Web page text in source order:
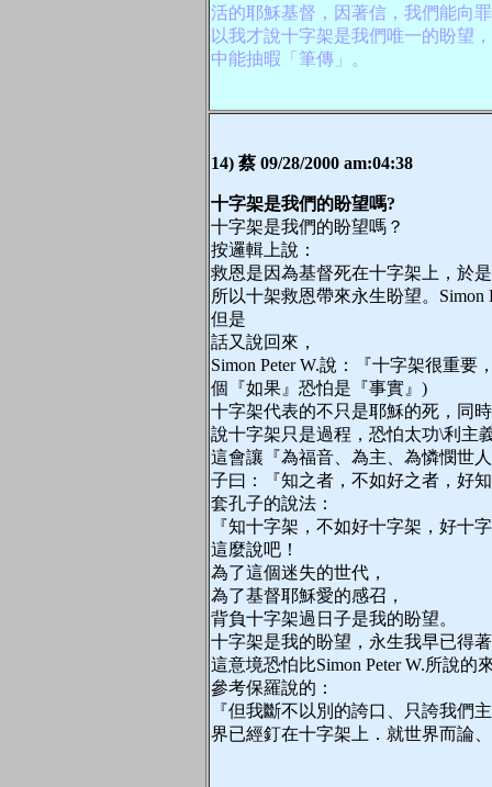
活的耶穌基督，因著信，我們能向
以我才說十字架是我們唯一的盼望
中能抽暇「筆傳」。
14) 蔡 09/28/2000 am:04:38
十字架是我們的盼望嗎?
十字架是我們的盼望嗎？
按邏輯上說：
救恩是因為基督死在十字架上，於
所以十架救恩帶來永生盼望。Simon
但是
話又說回來，
Simon Peter W.說：『十字架很重
個『如果』恐怕是『事實』)
十字架代表的不只是耶穌的死，同
說十字架只是過程，恐怕太功\利主
這會讓『為福音、為主、為憐憫世
子曰：『知之者，不如好之者，好
套孔子的說法：
『知十字架，不如好十字架，好十
這麼說吧！
為了這個迷失的世代，
為了基督耶穌愛的感召，
背負十字架過日子是我的盼望。
十字架是我的盼望，永生我早已得
這意境恐怕比Simon Peter W.所說的
參考保羅說的：
『但我斷不以別的誇口、只誇我們
界已經釘在十字架上．就世界而論